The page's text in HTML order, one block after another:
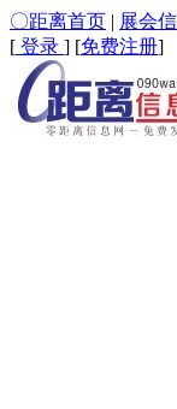
〇距离首页 | 展会
[ 登录 ] [免费注册]